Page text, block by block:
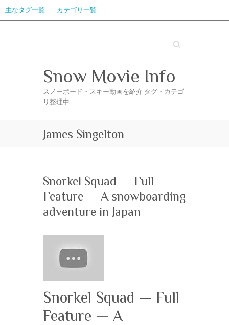
主なタグ一覧 カテゴリ一覧
Search
Snow Movie Info
スノーボード・スキー動画を紹介 タグ・カテゴ
リ整理中
James Singelton
Snorkel Squad — Full
Feature — A snowboarding
adventure in Japan
Snorkel Squad — Full
Feature — A